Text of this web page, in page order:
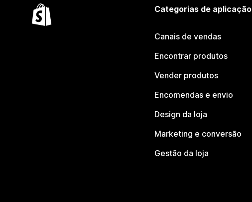
Categorias de aplicação
Canais de vendas
Encontrar produtos
Vender produtos
Encomendas e envio
Design da loja
Marketing e conversão
Gestão da loja